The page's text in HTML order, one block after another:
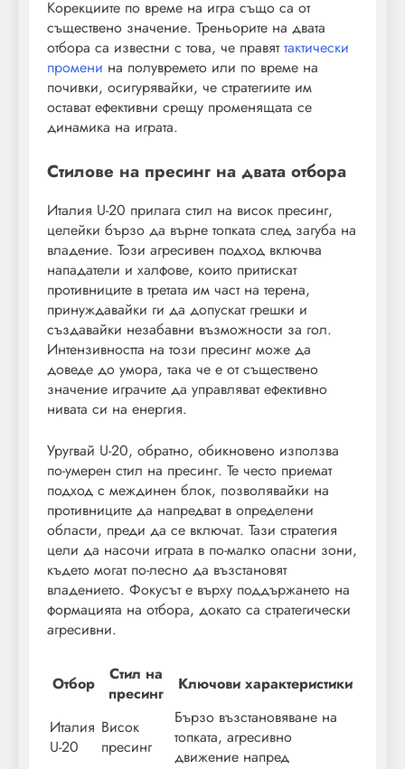
Корекциите по време на игра също са от
съществено значение. Треньорите на двата
отбора са известни с това, че правяттактически
промени на полувремето или по време на
почивки, осигурявайки, че стратегиите им
остават ефективни срещу променящата се
динамика на играта.
Стилове на пресинг на двата отбора
Италия U-20 прилага стил на висок пресинг,
целейки бързо да върне топката след загуба на
владение. Този агресивен подход включва
нападатели и халфове, които притискат
противниците в третата им част на терена,
принуждавайки ги да допускат грешки и
създавайки незабавни възможности за гол.
Интензивността на този пресинг може да
доведе до умора, така че е от съществено
значение играчите да управляват ефективно
нивата си на енергия.
Уругвай U-20, обратно, обикновено използва
по-умерен стил на пресинг. Те често приемат
подход с междинен блок, позволявайки на
противниците да напредват в определени
области, преди да се включат. Тази стратегия
цели да насочи играта в по-малко опасни зони,
където могат по-лесно да възстановят
владението. Фокусът е върху поддържането на
формацията на отбора, докато са стратегически
агресивни.
Отбор
Стил на
пресинг
Ключови характеристики
Италия
U-20
Висок
пресинг
Бързо възстановяване на
топката, агресивно
движение напред